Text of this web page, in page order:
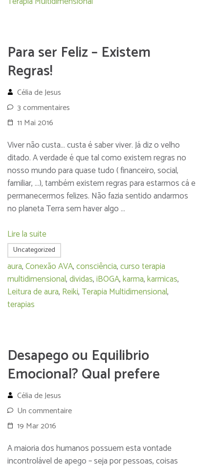
Para ser Feliz – Existem
Regras!
Célia de Jesus
3 commentaires
11 Mai 2016
Viver não custa… custa é saber viver. Já diz o velho
ditado. A verdade é que tal como existem regras no
nosso mundo para quase tudo ( financeiro, social,
familiar, …), também existem regras para estarmos cá e
permanecermos felizes. Não fazia sentido andarmos
no planeta Terra sem haver algo …
Lire la suite
Uncategorized
aura,Conexão AVA,consciência,curso terapia
multidimensional,dividas,iBOGA,karma,karmicas,
Leitura de aura, Reiki,Terapia Multidimensional,
terapias
Desapego ou Equilibrio
Emocional? Qual prefere
Célia de Jesus
Un commentaire
19 Mar 2016
A maioria dos humanos possuem esta vontade
incontrolável de apego – seja por pessoas, coisas